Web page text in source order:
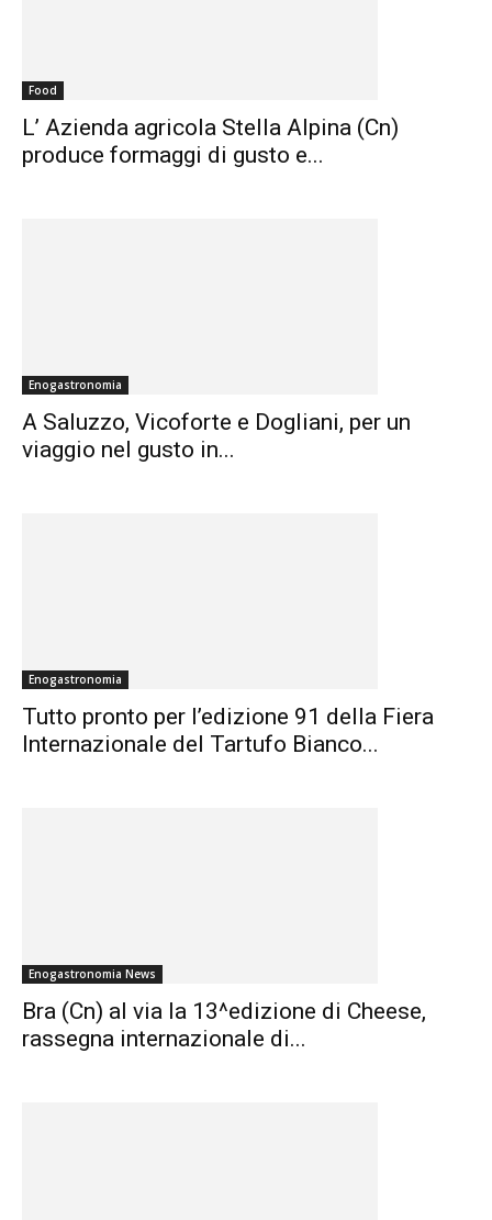
Food
L’ Azienda agricola Stella Alpina (Cn)
produce formaggi di gusto e...
Enogastronomia
A Saluzzo, Vicoforte e Dogliani, per un
viaggio nel gusto in...
Enogastronomia
Tutto pronto per l’edizione 91 della Fiera
Internazionale del Tartufo Bianco...
Enogastronomia News
Bra (Cn) al via la 13^edizione di Cheese,
rassegna internazionale di...